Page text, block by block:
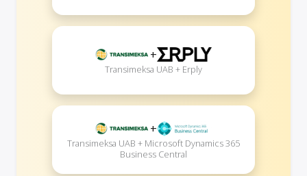
+
Transimeksa UAB + Erply
+
Transimeksa UAB + Microsoft Dynamics 365
Business Central